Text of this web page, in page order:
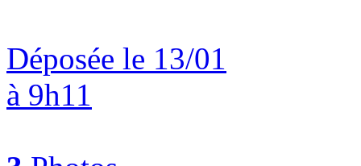
Déposée le 13/01
à 9h11